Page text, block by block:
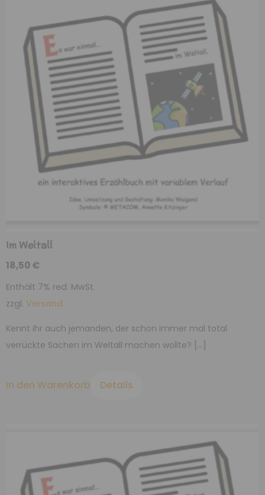
Im Weltall
18,50€
Enthält 7% red. MwSt.
zzgl. Versand
Kennt ihr auch jemanden, der schon immer mal total
verrückte Sachen im Weltall machen wollte? […]
In den Warenkorb Details